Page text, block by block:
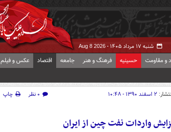
شنبه ۱۷ مرداد ۱۴۰۵ - Aug 8 2026
و مقاومت حسینیه فرهنگ و هنر جامعه اقتصاد عکس و فیلم
۲ اسفند ۱۳۹۰ - ۱۰:۴۸ ۰ نظر
چاپ
واردات نفت چین از ایران